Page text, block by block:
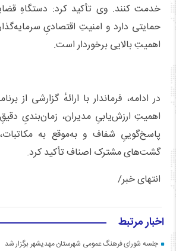
خدمت کنند. وی تأکید کرد: دستگاهِ
حمایتی دارد و امنیتِ اقتصادیِ
اهمیتِ بالایی برخوردار است.
در ادامه، فرماندار با ارائهٔ گزارشی از
اهمیتِ ارزش‌یابیِ مدیران، زمان‌بندیِ
پاسخ‌گوییِ شفاف و به‌موقع به
گشت‌های مشترک اصناف تأکید کرد.
انتهای خبر/
اخبار مرتبط
جلسه شورای فرهنگ عمومی شهرستان مهدیشهر برگزار شد